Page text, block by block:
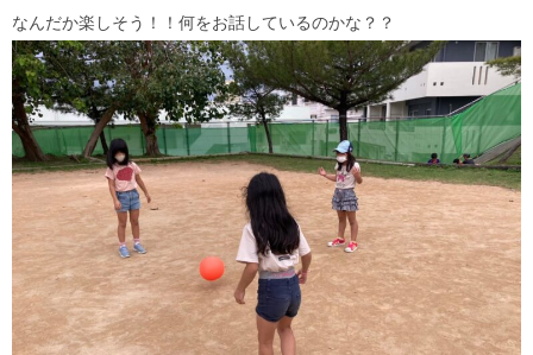
なんだか楽しそう！！何をお話しているのかな？？